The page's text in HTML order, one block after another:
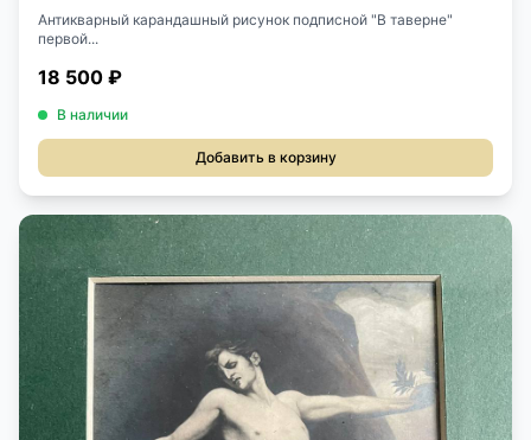
Антикварный карандашный рисунок подписной "В таверне"
первой...
18 500 ₽
В наличии
Добавить в корзину